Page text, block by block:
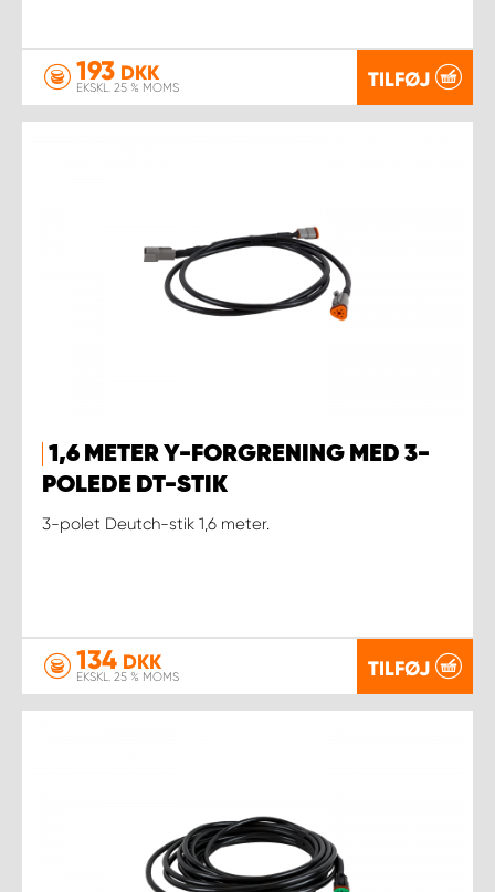
193 DKK
EKSKL. 25 % MOMS TILFØJ
1,6 METER Y-FORGRENING MED 3-
POLEDE DT-STIK
3-polet Deutch-stik 1,6 meter.
134 DKK
EKSKL. 25 % MOMS TILFØJ